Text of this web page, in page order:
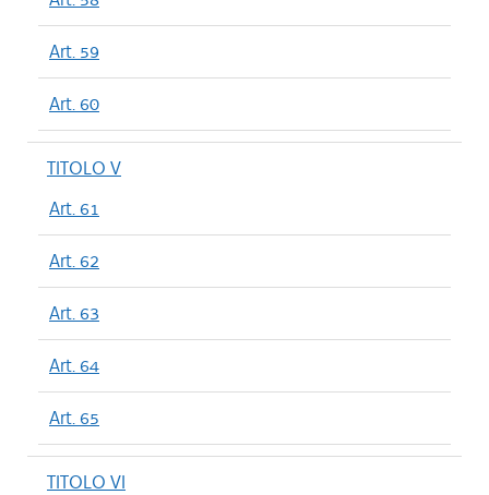
Art. 59
Art. 60
TITOLO V
Art. 61
Art. 62
Art. 63
Art. 64
Art. 65
TITOLO VI